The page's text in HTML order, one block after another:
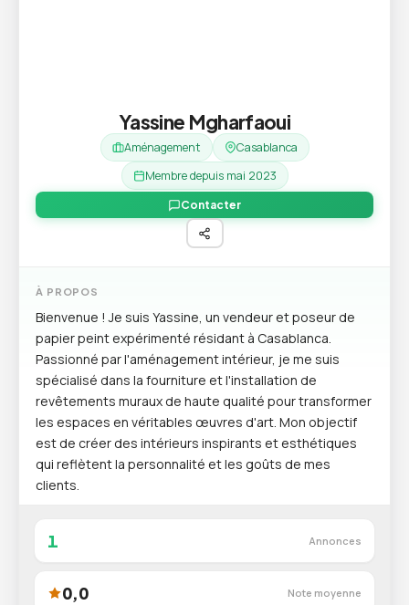
Yassine Mgharfaoui
Aménagement
Casablanca
Membre depuis mai 2023
Contacter
À PROPOS
Bienvenue ! Je suis Yassine, un vendeur et poseur de
papier peint expérimenté résidant à Casablanca.
Passionné par l'aménagement intérieur, je me suis
spécialisé dans la fourniture et l'installation de
revêtements muraux de haute qualité pour transformer
les espaces en véritables œuvres d'art. Mon objectif
est de créer des intérieurs inspirants et esthétiques
qui reflètent la personnalité et les goûts de mes
clients.
1 Annonces
0,0 Note moyenne